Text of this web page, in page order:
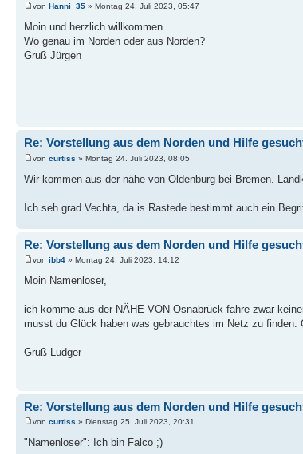
von Hanni_35 » Montag 24. Juli 2023, 05:47
Moin und herzlich willkommen
Wo genau im Norden oder aus Norden?
Gruß Jürgen
Re: Vorstellung aus dem Norden und Hilfe
von curtiss » Montag 24. Juli 2023, 08:05
Wir kommen aus der nähe von Oldenburg bei Bremen.
Ich seh grad Vechta, da is Rastede bestimmt auch ein
Re: Vorstellung aus dem Norden und Hilfe
von ibb4 » Montag 24. Juli 2023, 14:12
Moin Namenloser,
ich komme aus der NÄHE VON Osnabrück fahre zwar
musst du Glück haben was gebrauchtes im Netz zu
Gruß Ludger
Re: Vorstellung aus dem Norden und Hilfe
von curtiss » Dienstag 25. Juli 2023, 20:31
"Namenloser": Ich bin Falco ;)